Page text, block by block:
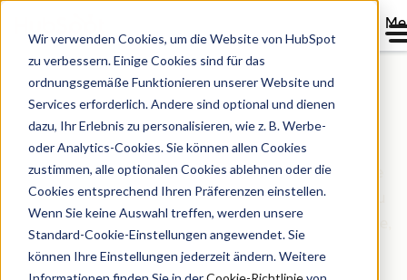
Wir verwenden Cookies, um die Website von HubSpot
zu verbessern. Einige Cookies sind für das
ordnungsgemäße Funktionieren unserer Website und
Services erforderlich. Andere sind optional und dienen
dazu, Ihr Erlebnis zu personalisieren, wie z. B. Werbe-
oder Analytics-Cookies. Sie können allen Cookies
zustimmen, alle optionalen Cookies ablehnen oder die
Cookies entsprechend Ihren Präferenzen einstellen.
Wenn Sie keine Auswahl treffen, werden unsere
Standard-Cookie-Einstellungen angewendet. Sie
können Ihre Einstellungen jederzeit ändern. Weitere
Software-Vergleiche
Die Wahl einer Software für Ihr Unternehmen ist keine
leichte Entscheidung. Wir sind hier, um sie einfacher zu
machen. Nutzen Sie diese direkten Software-Vergleiche,
um das beste Tool für Ihre Bedürfnisse zu finden.